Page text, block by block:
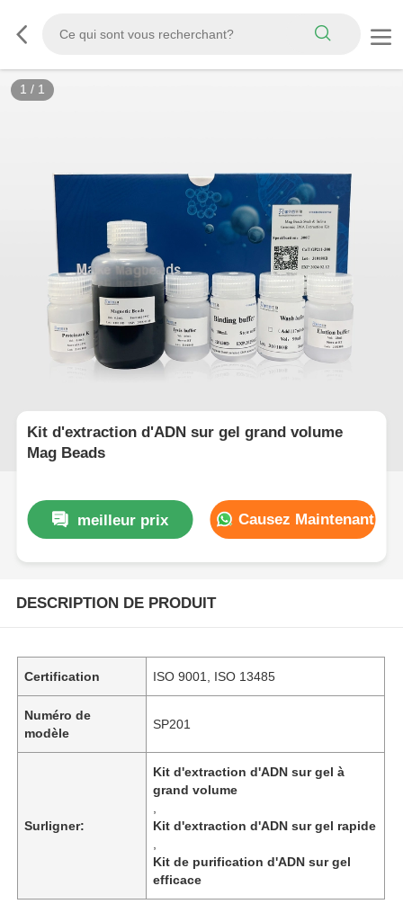
1 / 1
Kit d'extraction d'ADN sur gel grand volume
Mag Beads
meilleur prix Causez Maintenant
DESCRIPTION DE PRODUIT
Certification ISO 9001, ISO 13485
Numéro de
modèle
SP201
Surligner:
Kit d'extraction d'ADN sur gel à
grand volume
Kit d'extraction d'ADN sur gel rapide
Kit de purification d'ADN sur gel
efficace